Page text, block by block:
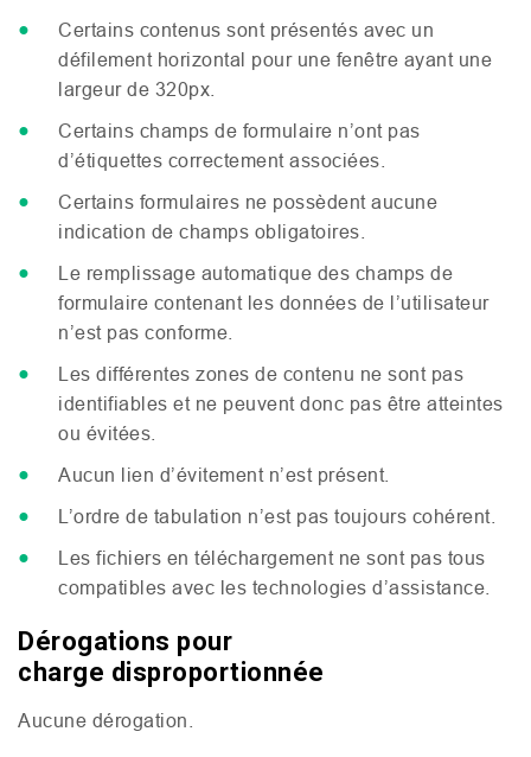
Certains contenus sont présentés avec un
défilement horizontal pour une fenêtre ayant une
largeur de 320px.
Certains champs de formulaire n’ont pas
d’étiquettes correctement associées.
Certains formulaires ne possèdent aucune
indication de champs obligatoires.
Le remplissage automatique des champs de
formulaire contenant les données de l’utilisateur
n’est pas conforme.
Les différentes zones de contenu ne sont pas
identifiables et ne peuvent donc pas être atteintes
ou évitées.
Aucun lien d’évitement n’est présent.
L’ordre de tabulation n’est pas toujours cohérent.
Les fichiers en téléchargement ne sont pas tous
compatibles avec les technologies d’assistance.
Dérogations pour
charge disproportionnée
Aucune dérogation.